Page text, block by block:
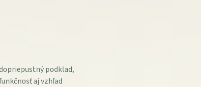
podklad,
aj vzhľad